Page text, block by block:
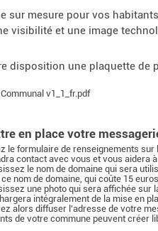
sur mesure pour vos habitants
visibilité et une image
disposition une plaquette de
v1_1_fr.pdf
en place votre
le formulaire de renseignements sur
contact avec vous et vous aidera
le nom de domaine qui sera
nom de domaine, qui coûte 15
une photo qui sera affichée sur
intégralement de la mise en
alors diffuser l'adresse de votre
de votre commune peuvent créer